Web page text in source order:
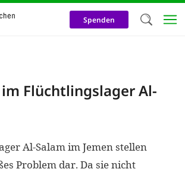
Spenden
Flüchtlingslager Al-
Al-Salam im Jemen stellen
Problem dar. Da sie nicht
Wir
nutzen